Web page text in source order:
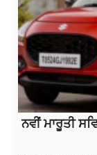
ਨਵੀਂ ਮਾਰੂਤੀ